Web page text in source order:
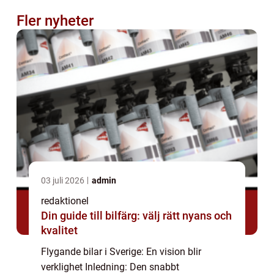
Fler nyheter
03 juli 2026 admin
redaktionel
Din guide till bilfärg: välj rätt nyans och
kvalitet
Flygande bilar i Sverige: En vision blir
verklighet Inledning: Den snabbt